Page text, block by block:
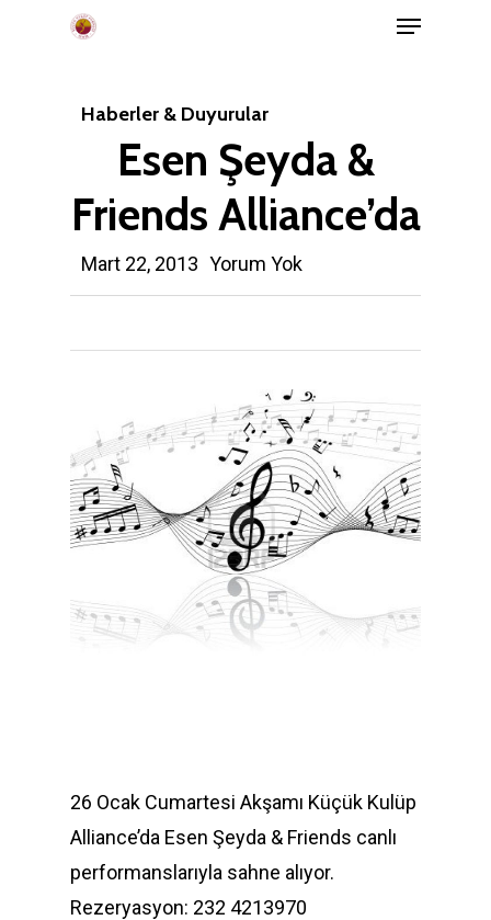
Menu
Haberler & Duyurular
Esen Şeyda &
Friends Alliance’da
Mart 22, 2013 Yorum Yok
26 Ocak Cumartesi Akşamı Küçük Kulüp
Alliance’da Esen Şeyda & Friends canlı
performanslarıyla sahne alıyor.
Rezeryasyon: 232 4213970